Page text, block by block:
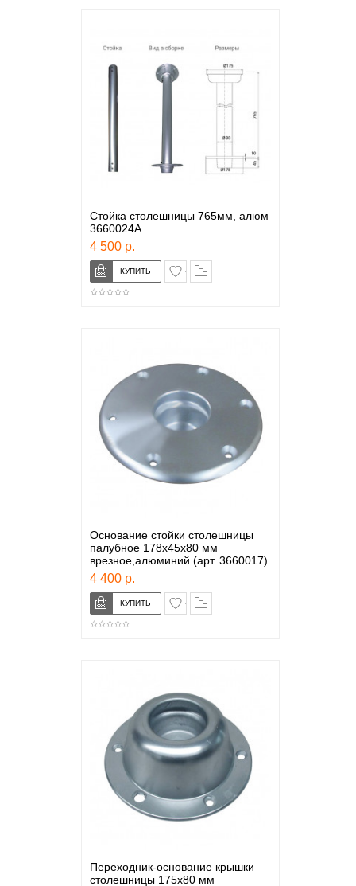
Стойка столешницы 765мм, алюм
3660024А
4 500 р.
в закладки
Основание стойки столешницы
палубное 178х45х80 мм
врезное,алюминий (арт. 3660017)
4 400 р.
в закладки
Переходник-основание крышки
столешницы 175х80 мм